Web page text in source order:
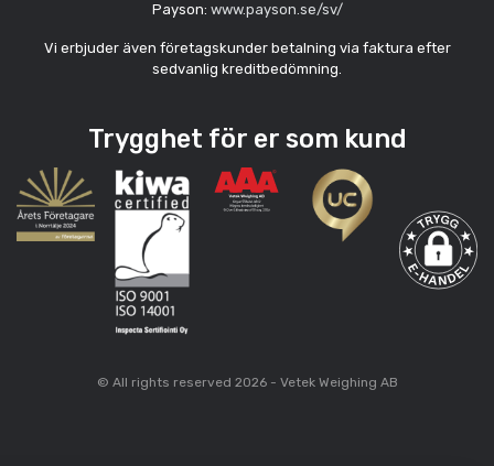
Payson: www.payson.se/sv/
Vi erbjuder även företagskunder betalning via faktura efter
sedvanlig kreditbedömning.
Trygghet för er som kund
© All rights reserved 2026 - Vetek Weighing AB